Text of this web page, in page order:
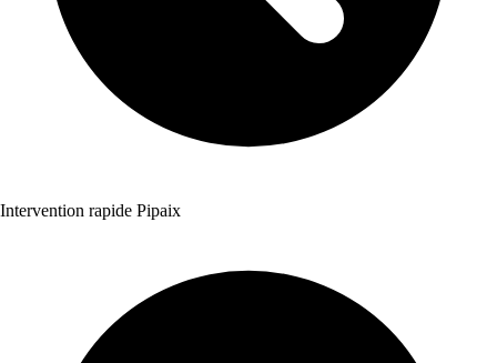
Intervention rapide Pipaix